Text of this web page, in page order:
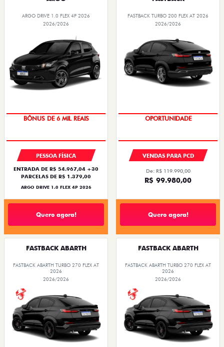
ARGO DRIVE 1.0 FLEX 4P 2026
2026/2026
BÔNUS DE 6 MIL REAIS
PESSOA FÍSICA
ENTRADA DE R$ 54.967,04 +30
PARCELAS DE R$ 1.379,00
ARGO DRIVE 1.0 FLEX 4P 2026
Quero agora!
FASTBACK TURBO 200 FLEX AT 2026
2026/2026
OPORTUNIDADE
VENDAS PARA PCD
De: R$ 119.990,00
R$ 99.980,00
Quero agora!
FASTBACK ABARTH
FASTBACK ABARTH TURBO 270 FLEX AT
2026
2026/2026
FASTBACK ABARTH
FASTBACK ABARTH TURBO 270 FLEX AT
2026
2026/2026